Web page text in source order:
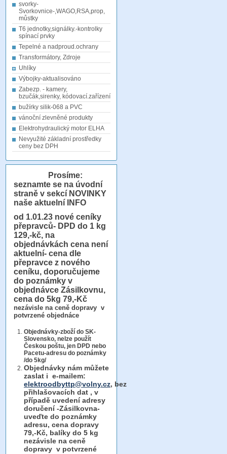
svorky-
Svorkovnice-,WAGO,RSA,prop,
můstky
T6 jednotky,signálky.-kontrolky
spínací prvky
Tepelné a nadproud.ochrany
Transformátory, Zdroje
Uhlíky
Výbojky-aktualisováno
Zabezp. - kamery,
bzučák,sirenky, kódovací.zařízení
bužírky silik-068 a PVC
vánoční zlevněné produkty
Elektrohydraulický motor ELHA
Nevyužité základní prostředky
ceny bez DPH
Prosíme:
seznamte se na úvodní
straně v sekcí NOVINKY
naše aktuelní INFO
od 1.01.23 nové ceníky
přepravců- DPD do 1 kg
129,-kč, na
objednávkách cena není
aktuelní- cena dle
přepravce z nového
ceníku, doporučujeme
do poznámky v
objednávce Zásilkovnu,
cena do 5kg 79,-Kč
nezávisle na ceně dopravy v
potvrzené objednáce
Objednávky-zboží do SK-
Slovensko, nelze použít
Českou poštu, jen DPD nebo
Pacetu-adresu do poznámky
/do 5kg/
Objednávky nám můžete
zaslat i e-mailem:
elektroodbyttp@volny.cz, bez
přihlašovacích dat , v
případě uvedení adresy
doručení -Zásilkovna-
uveďte do poznámky
adresu, cena dopravy
79,-Kč, balíky do 5 kg
nezávisle na ceně
dopravy v potvrzené